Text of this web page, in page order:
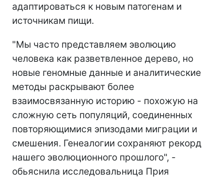
адаптироваться к новым патогенам и
источникам пищи.
"Мы часто представляем эволюцию
человека как разветвленное дерево, но
новые геномные данные и аналитические
методы раскрывают более
взаимосвязанную историю - похожую на
сложную сеть популяций, соединенных
повторяющимися эпизодами миграции и
смешения. Генеалогии сохраняют рекорд
нашего эволюционного прошлого", -
обьяснила исследовальница Прия